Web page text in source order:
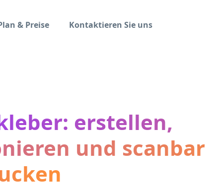
& Preise Kontaktieren Sie uns
erstellen,
und scanbar